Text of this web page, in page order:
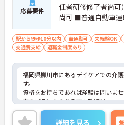
応募要件
任者研修修了者尚
尚可 ■普通自動車
須 ■経験不問
駅から徒歩10分以内 車通勤可 未経験OK
交通費支給
退職金制度あり
福岡県柳川市にあるデイケアでの介
す。
資格をお持ちであれば経験は問いま
方やブランクのある方も歓迎◎
育児休業や看護休暇の取得実績があ
イフステージに応じて長くお仕事を続
詳細を見る